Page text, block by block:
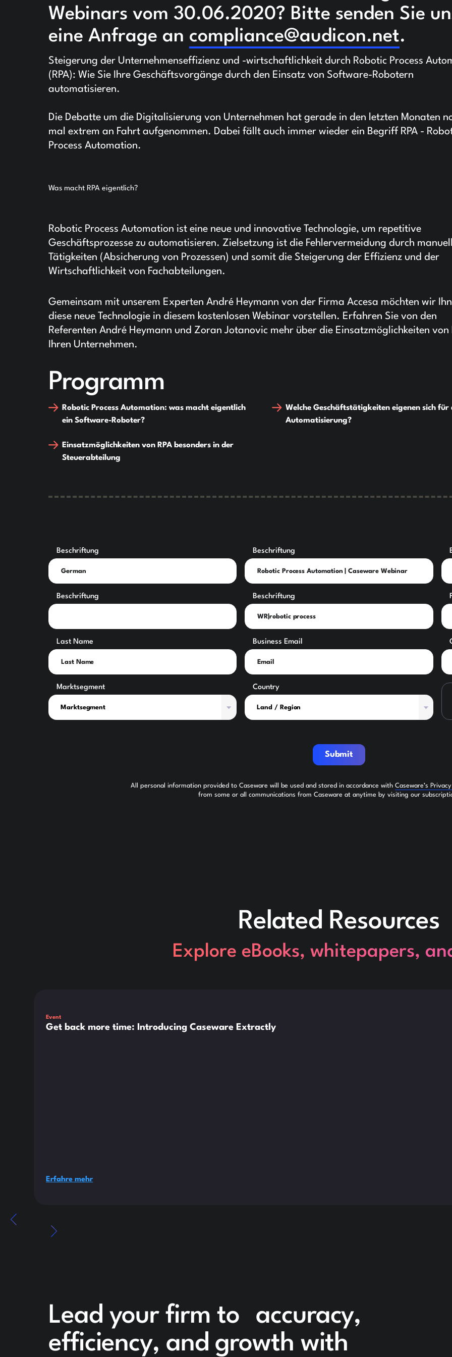
Webinars vom 30.06.2020? Bitte senden Sie
eine Anfrage an compliance@audicon.net.
Steigerung der Unternehmenseffizienz und -wirtschaftlichkeit durch Robotic Process
(RPA): Wie Sie Ihre Geschäftsvorgänge durch den Einsatz von Software-Robotern
automatisieren.
Die Debatte um die Digitalisierung von Unternehmen hat gerade in den letzten Monaten
mal extrem an Fahrt aufgenommen. Dabei fällt auch immer wieder ein Begriff RPA -
Process Automation.
Was macht RPA eigentlich?
Robotic Process Automation ist eine neue und innovative Technologie, um repetitive
Geschäftsprozesse zu automatisieren. Zielsetzung ist die Fehlervermeidung durch
Tätigkeiten (Absicherung von Prozessen) und somit die Steigerung der Effizienz und der
Wirtschaftlichkeit von Fachabteilungen.
Gemeinsam mit unserem Experten André Heymann von der Firma Accesa möchten wir
diese neue Technologie in diesem kostenlosen Webinar vorstellen. Erfahren Sie von den
Referenten André Heymann und Zoran Jotanovic mehr über die Einsatzmöglichkeiten von
Ihren Unternehmen.
Programm
Robotic Process Automation: was macht eigentlich
ein Software-Roboter?
Welche Geschäftstätigkeiten eigenen sich für
Automatisierung?
Einsatzmöglichkeiten von RPA besonders in der
Steuerabteilung
Beschriftung Beschriftung
Beschriftung Beschriftung
Last Name Business Email
Marktsegment Country
Submit
All personal information provided to Caseware will be used and stored in accordance with Caseware’s
from some or all communications from Caseware at anytime by visiting our
Related Resources
Explore eBooks, whitepapers,
Event
Get back more time: Introducing Caseware Extractly
Erfahre mehr
Lead your firm to accuracy,
efficiency, and growth with